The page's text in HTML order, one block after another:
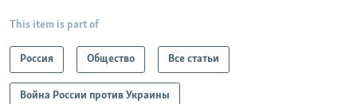
This item is part of
Россия Общество Все статьи
Война России против Украины